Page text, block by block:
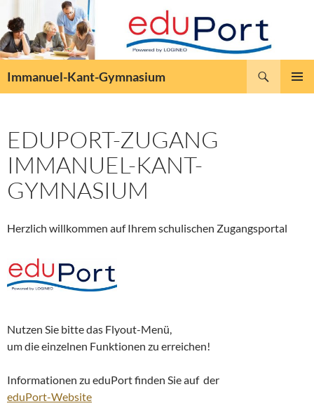
Inhalt
springen
Immanuel-Kant-Gymnasium
EDUPORT-ZUGANG
IMMANUEL-KANT-
GYMNASIUM
Herzlich willkommen auf Ihrem schulischen Zugangsportal
Nutzen Sie bitte das Flyout-Menü,
um die einzelnen Funktionen zu erreichen!
Informationen zu eduPort finden Sie auf der
eduPort-Website